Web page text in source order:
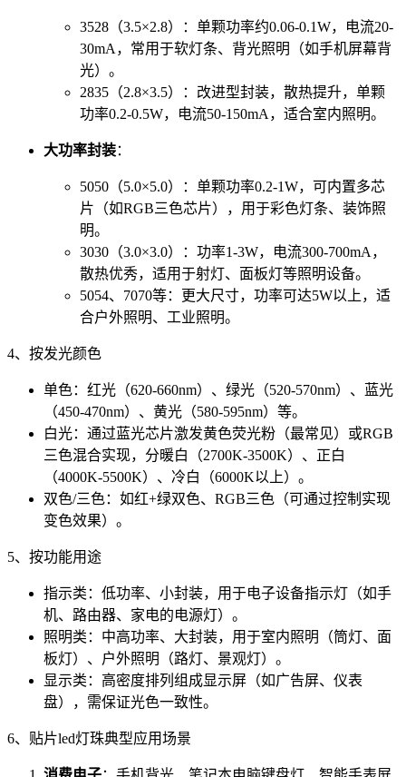
3528（3.5×2.8）：单颗功率约0.06-0.1W，电流20-
30mA，常用于软灯条、背光照明（如手机屏幕背
光）。
2835（2.8×3.5）：改进型封装，散热提升，单颗
功率0.2-0.5W，电流50-150mA，适合室内照明。
大功率封装：
5050（5.0×5.0）：单颗功率0.2-1W，可内置多芯
片（如RGB三色芯片），用于彩色灯条、装饰照
明。
3030（3.0×3.0）：功率1-3W，电流300-700mA，
散热优秀，适用于射灯、面板灯等照明设备。
5054、7070等：更大尺寸，功率可达5W以上，适
合户外照明、工业照明。
4、按发光颜色
单色：红光（620-660nm）、绿光（520-570nm）、蓝光
（450-470nm）、黄光（580-595nm）等。
白光：通过蓝光芯片激发黄色荧光粉（最常见）或RGB
三色混合实现，分暖白（2700K-3500K）、正白
（4000K-5500K）、冷白（6000K以上）。
双色/三色：如红+绿双色、RGB三色（可通过控制实现
变色效果）。
5、按功能用途
指示类：低功率、小封装，用于电子设备指示灯（如手
机、路由器、家电的电源灯）。
照明类：中高功率、大封装，用于室内照明（筒灯、面
板灯）、户外照明（路灯、景观灯）。
显示类：高密度排列组成显示屏（如广告屏、仪表
盘），需保证光色一致性。
6、贴片led灯珠典型应用场景